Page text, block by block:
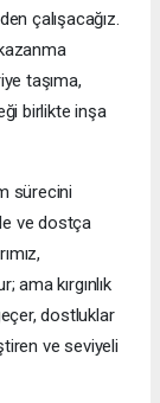
çalışacağız.
taşıma,
birlikte inşa
sürecini
ve dostça
ama kırgınlık
dostluklar
ve seviyeli